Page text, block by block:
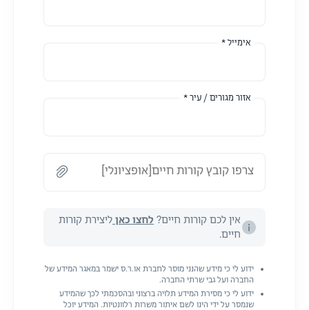
אימייל *
אזור מגורים / עיר *
צרפו קובץ קורות חיים[אופציונלי]
אין לכם קורות חיים? לחצו כאן ליצירת קורות
חיים.
ידוע לי כי מידע שהנני מוסר לחברת או.ר.ס ישמר במאגר המידע של
החברה ועל גבי שרתי החברה.
ידוע לי כי מסירת המידע תלויה ברצוני ובהסכמתי לכך שהמידע
שנמסר על ידי הינו לשם איתור משרות רלוונטיות. המידע יוכל